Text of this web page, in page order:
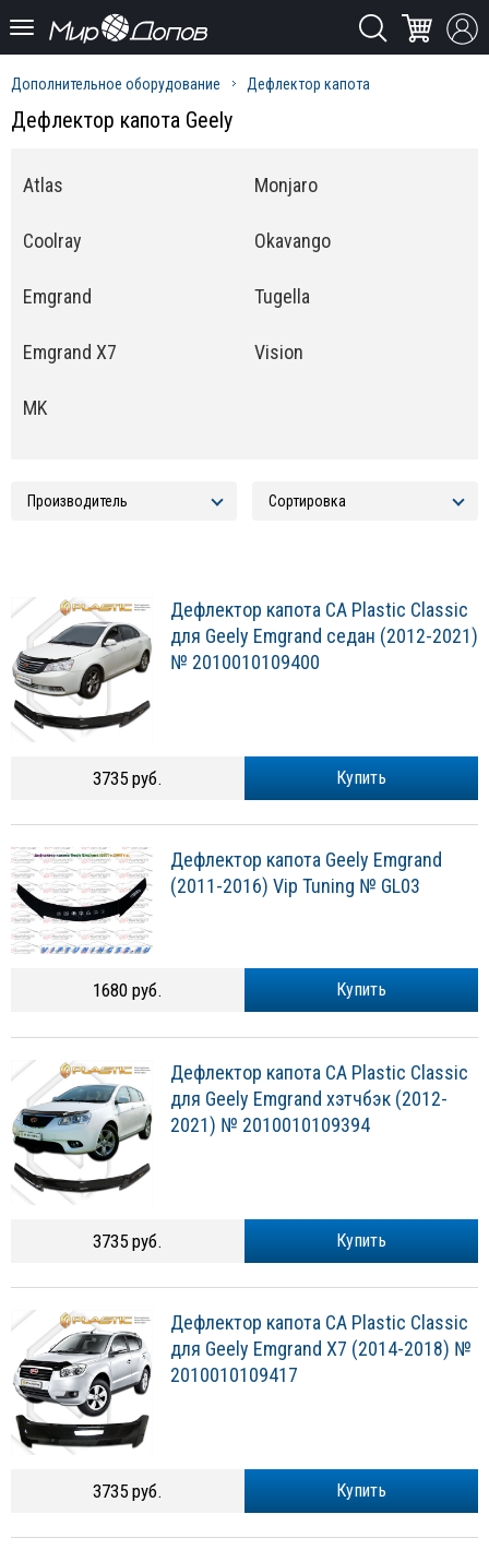
Дополнительное оборудование Дефлектор капота
Дефлектор капота Geely
Atlas
Coolray
Emgrand
Emgrand X7
MK
Monjaro
Okavango
Tugella
Vision
Дефлектор капота CA Plastic Classic
для Geely Emgrand седан (2012-2021)
№ 2010010109400
Купить
3735 руб.
Дефлектор капота Geely Emgrand
(2011-2016) Vip Tuning № GL03
Купить
1680 руб.
Дефлектор капота CA Plastic Classic
для Geely Emgrand хэтчбэк (2012-
2021) № 2010010109394
Купить
3735 руб.
Дефлектор капота CA Plastic Classic
для Geely Emgrand X7 (2014-2018) №
2010010109417
Купить
3735 руб.